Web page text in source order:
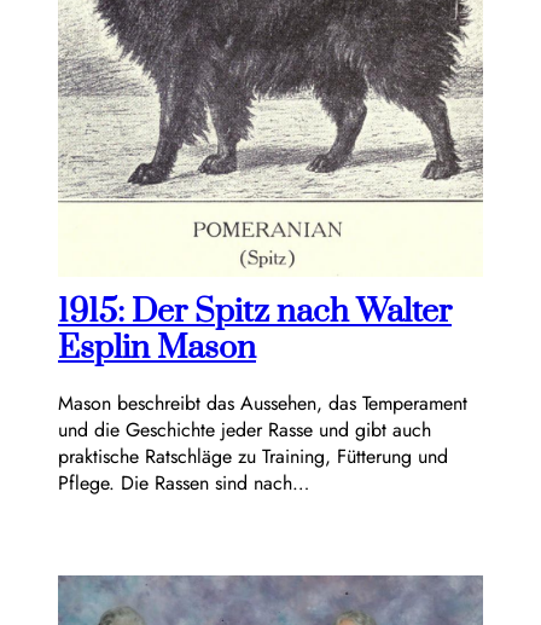
1915: Der Spitz nach Walter
Esplin Mason
Mason beschreibt das Aussehen, das Temperament
und die Geschichte jeder Rasse und gibt auch
praktische Ratschläge zu Training, Fütterung und
Pflege. Die Rassen sind nach…